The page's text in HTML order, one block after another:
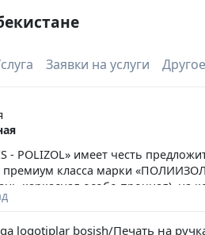
Заявки на услуги Другое
- POLIZOL» имеет честь
премиум класса марки
каркасная особо прочная),
полимерное вяжущее. Верхний
logotiplar bosish/Печать на